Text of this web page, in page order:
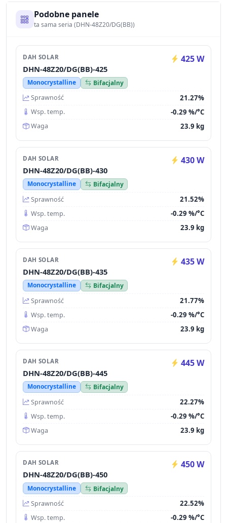
Podobne panele
ta sama seria (DHN-48Z20/DG(BB))
DAH SOLAR 425 W
DHN-48Z20/DG(BB)-425
Monocrystalline
Bifacjalny
Sprawność
21.27%
Wsp. temp. -0.29 %/°C
Waga 23.9 kg
DAH SOLAR 430 W
DHN-48Z20/DG(BB)-430
Monocrystalline
Bifacjalny
Sprawność
21.52%
Wsp. temp. -0.29 %/°C
Waga 23.9 kg
DAH SOLAR 435 W
DHN-48Z20/DG(BB)-435
Monocrystalline
Bifacjalny
Sprawność
21.77%
Wsp. temp. -0.29 %/°C
Waga 23.9 kg
DAH SOLAR 445 W
DHN-48Z20/DG(BB)-445
Monocrystalline
Bifacjalny
Sprawność
22.27%
Wsp. temp. -0.29 %/°C
Waga 23.9 kg
DAH SOLAR 450 W
DHN-48Z20/DG(BB)-450
Monocrystalline
Bifacjalny
Sprawność
22.52%
Wsp. temp. -0.29 %/°C